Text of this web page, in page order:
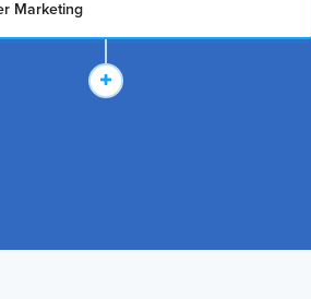
Marketing